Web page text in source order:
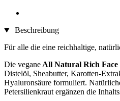
Beschreibung
Für alle die eine reichhaltige,
Die vegane All Natural Rich Face
Distelöl, Sheabutter, Karotten-
Hyaluronsäure formuliert.
Petersilienkraut ergänzen die